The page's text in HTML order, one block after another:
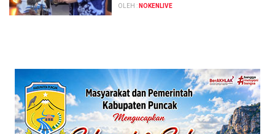
OLEH : NOKENLIVE